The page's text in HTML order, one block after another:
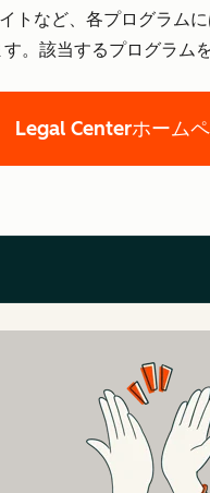
トなど、各プログラム
。該当するプログラム
Legal Centerホーム